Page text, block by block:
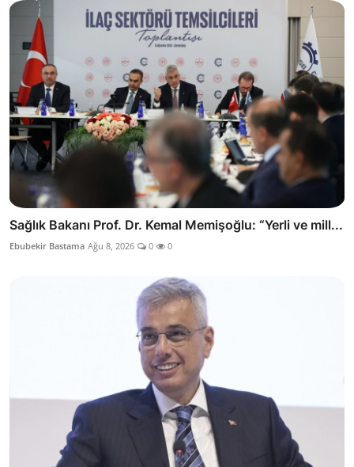
Sağlık Bakanı Prof. Dr. Kemal Memişoğlu: “Yerli ve mill...
Ebubekir Bastama Ağu 8, 2026 0 0